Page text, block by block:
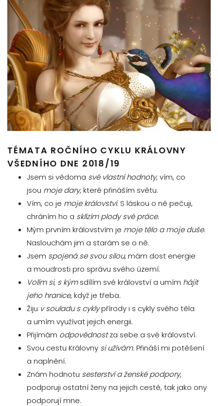
TÉMATA ROČNÍHO CYKLU KRÁLOVNY
VŠEDNÍHO DNE 2018/19
Jsem si vědoma své vlastní hodnoty, vím, co
jsou moje dary, které přináším světu.
Vím, co je moje království. S láskou o ně pečuji,
chráním ho a sklízím plody své práce.
Mým prvním královstvím je moje tělo a moje duše.
Naslouchám jim a starám se o ně.
Jsem spojená se svou silou, mám dost energie
a moudrosti pro správu svého území.
Volím si, s kýmsdílím své království a umím hájit
jeho hranice, když je třeba.
Žiju v souladu s cyklypřírody i s cykly svého těla
a umím využívat jejich energii.
Přijímám odpovědnostza sebe a své království.
Svou cestu Královny si užívám. Přináší mi potěšení
a naplnění.
Znám hodnotu sesterství a ženské podpory,
podporuji ostatní ženy na jejich cestě, tak jako ony
podporují mne.